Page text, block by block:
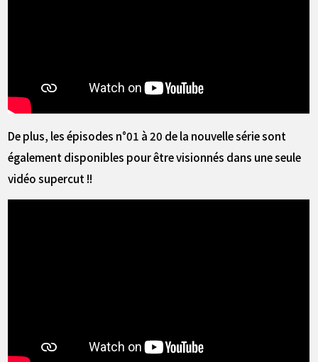
De plus, les épisodes n°01 à 20 de la nouvelle série sont
également disponibles pour être visionnés dans une seule
vidéo supercut !!